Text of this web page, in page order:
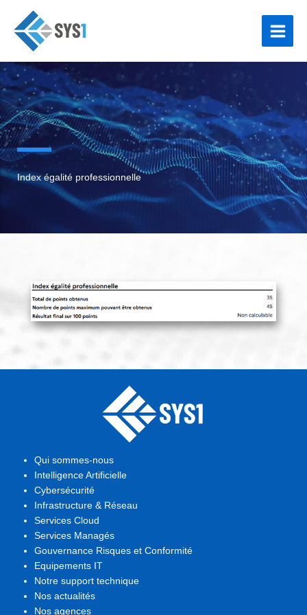
contenu
Index égalité professionnelle
Qui sommes-nous
Intelligence Artificielle
Cybersécurité
Infrastructure & Réseau
Services Cloud
Services Managés
Gouvernance Risques et Conformité
Equipements IT
Notre support technique
Nos actualités
Nos agences